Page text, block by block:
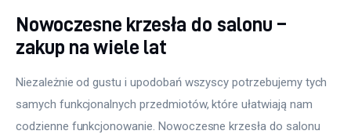
Nowoczesne krzesła do salonu –
zakup na wiele lat
Niezależnie od gustu i upodobań wszyscy potrzebujemy tych
samych funkcjonalnych przedmiotów, które ułatwiają nam
codzienne funkcjonowanie. Nowoczesne krzesła do salonu